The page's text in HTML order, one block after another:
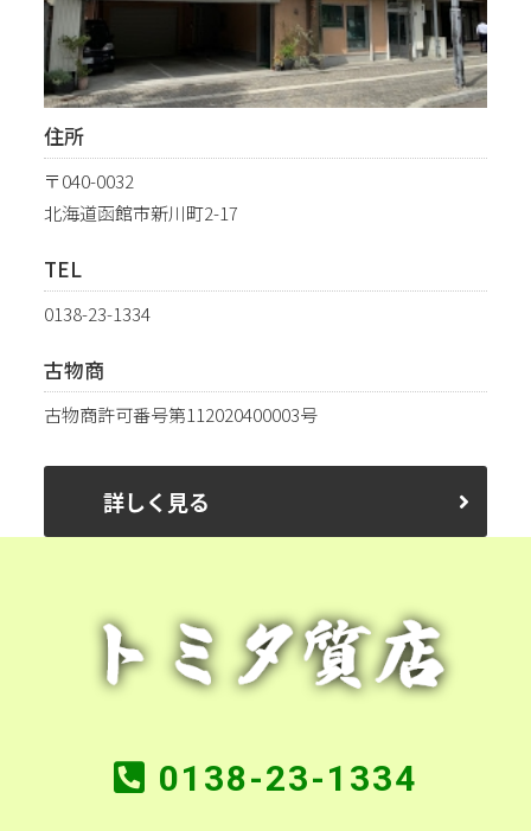
住所
〒040-0032
北海道函館市新川町2-17
TEL
0138-23-1334
古物商
古物商許可番号第112020400003号
詳しく見る
0138-23-1334